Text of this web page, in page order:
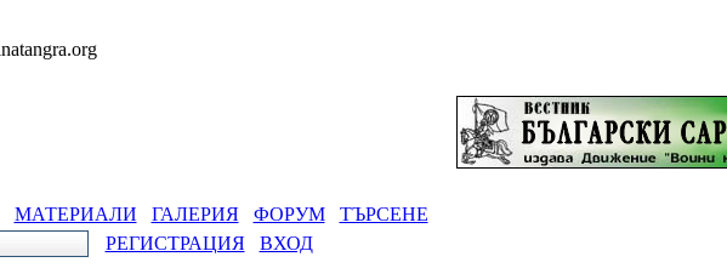
МАТЕРИАЛИ ГАЛЕРИЯ ФОРУМ
ТЪРСЕНЕ
РЕГИСТРАЦИЯ
ВХОД